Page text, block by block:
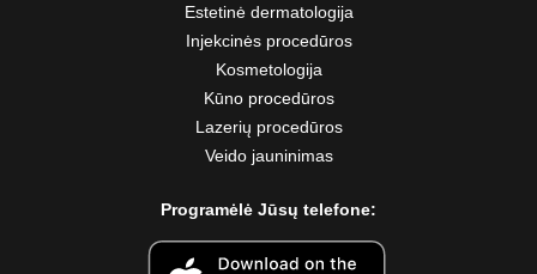
Estetinė dermatologija
Injekcinės procedūros
Kosmetologija
Kūno procedūros
Lazerių procedūros
Veido jauninimas
Programėlė Jūsų telefone: